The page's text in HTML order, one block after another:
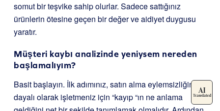
somut bir teşvike sahip olurlar. Sadece sattığınız
ürünlerin ötesine geçen bir değer ve aidiyet duygusu
yaratır.
Müşteri kaybı analizinde yeniysem nereden
başlamalıyım?
Basit başlayın. İlk adımınız, satın alma eylemsizliğine
dayalı olarak işletmeniz için “kayıp “ın ne anlama